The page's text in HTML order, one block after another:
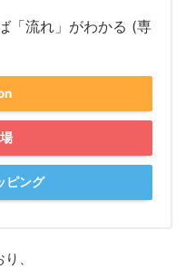
「流れ」がわかる (専
ピング
、